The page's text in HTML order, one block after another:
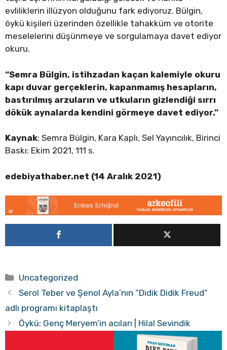
evliliklerin illüzyon olduğunu fark ediyoruz. Bülgin,
öykü kişileri üzerinden özellikle tahakküm ve otorite
meselelerini düşünmeye ve sorgulamaya davet ediyor
okuru.
“Semra Bülgin, istihzadan kaçan kalemiyle okuru
kapı duvar gerçeklerin, kapanmamış hesapların,
bastırılmış arzuların ve utkuların gizlendiği sırrı
dökük aynalarda kendini görmeye davet ediyor.”
Kaynak: Semra Bülgin, Kara Kaplı, Sel Yayıncılık, Birinci
Baskı: Ekim 2021, 111 s.
edebiyathaber.net (14 Aralık 2021)
Kategoriler
Uncategorized
Serol Teber ve Şenol Ayla’nın “Didik Didik Freud”
adlı programı kitaplaştı
Öykü: Genç Meryem’in acıları | Hilal Sevindik